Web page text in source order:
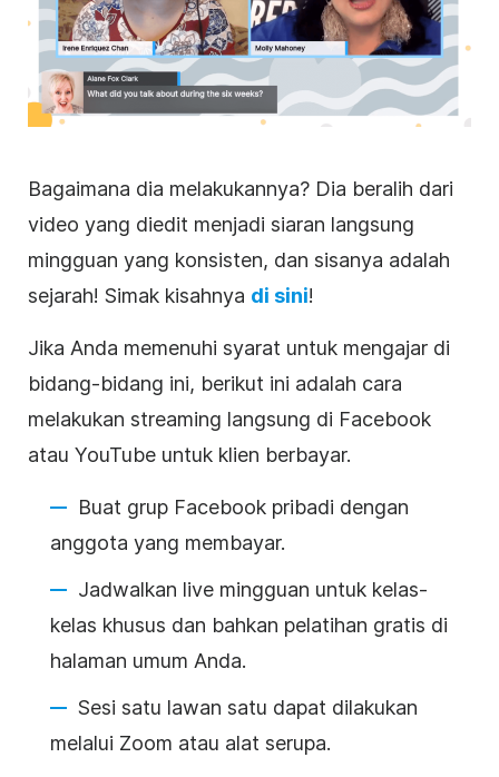
Bagaimana dia melakukannya? Dia beralih dari
video yang diedit menjadi siaran langsung
mingguan yang konsisten, dan sisanya adalah
sejarah! Simak kisahnya di sini!
Jika Anda memenuhi syarat untuk mengajar di
bidang-bidang ini, berikut ini adalah cara
melakukan streaming langsung di Facebook
atau YouTube untuk klien berbayar.
Buat grup Facebook pribadi dengan
anggota yang membayar.
Jadwalkan live mingguan untuk kelas-
kelas khusus dan bahkan pelatihan gratis di
halaman umum Anda.
Sesi satu lawan satu dapat dilakukan
melalui Zoom atau alat serupa.